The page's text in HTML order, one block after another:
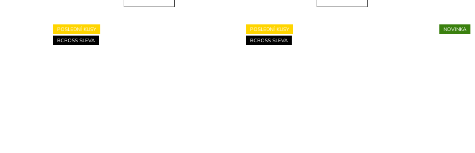
POSLEDNÍ KUSY
BCROSS SLEVA
POSLEDNÍ KUSY
BCROSS SLEVA
NOVINKA